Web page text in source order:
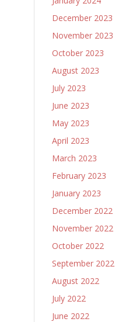
December 2023
November 2023
October 2023
August 2023
July 2023
June 2023
May 2023
April 2023
March 2023
February 2023
January 2023
December 2022
November 2022
October 2022
September 2022
August 2022
July 2022
June 2022